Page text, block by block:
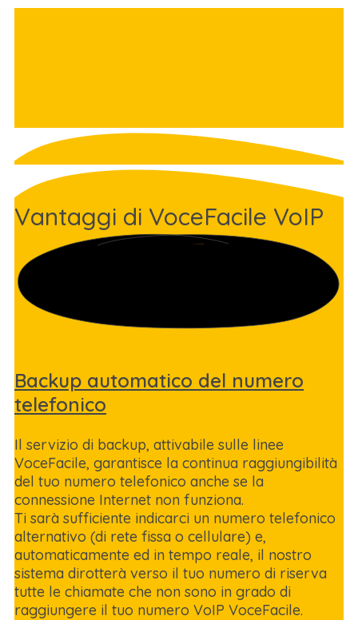
Vantaggi di VoceFacile VoIP
Backup automatico del numero
telefonico
Il servizio di backup, attivabile sulle linee
VoceFacile, garantisce la continua raggiungibilità
del tuo numero telefonico anche se la
connessione Internet non funziona.
Ti sarà sufficiente indicarci un numero telefonico
alternativo (di rete fissa o cellulare) e,
automaticamente ed in tempo reale, il nostro
sistema dirotterà verso il tuo numero di riserva
tutte le chiamate che non sono in grado di
raggiungere il tuo numero VoIP VoceFacile.